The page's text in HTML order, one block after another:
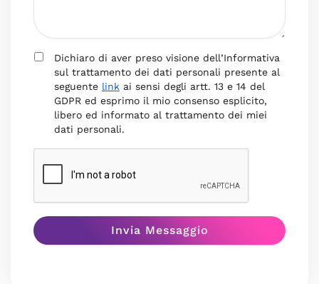
Dichiaro di aver preso visione dell’Informativa
sul trattamento dei dati personali presente al
seguente link ai sensi degli artt. 13 e 14 del
GDPR ed esprimo il mio consenso esplicito,
libero ed informato al trattamento dei miei
dati personali.